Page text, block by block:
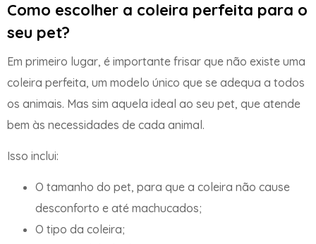
Como escolher a coleira perfeita para o
seu pet?
Em primeiro lugar, é importante frisar que não existe uma
coleira perfeita, um modelo único que se adequa a todos
os animais. Mas sim aquela ideal ao seu pet, que atende
bem às necessidades de cada animal.
Isso inclui:
O tamanho do pet, para que a coleira não cause
desconforto e até machucados;
O tipo da coleira;